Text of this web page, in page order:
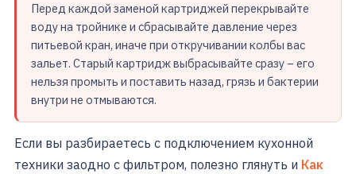
Перед каждой заменой картриджей перекрывайте
воду на тройнике и сбрасывайте давление через
питьевой кран, иначе при откручивании колбы вас
зальет. Старый картридж выбрасывайте сразу – его
нельзя промыть и поставить назад, грязь и бактерии
внутри не отмываются.
Если вы разбираетесь с подключением кухонной
техники заодно с фильтром, полезно глянуть и Как